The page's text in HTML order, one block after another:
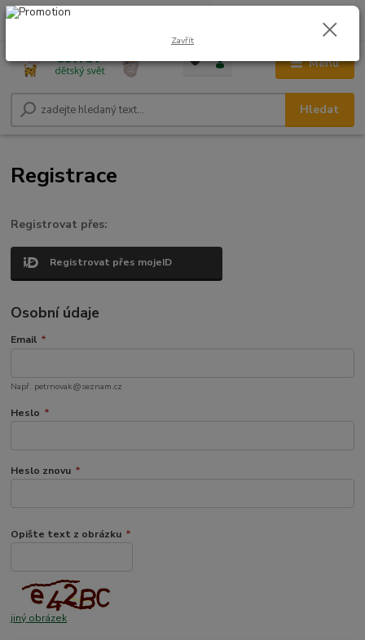
Menu
Hledat
+420 604 278 943 0,00 Kč
Registrace
Registrovat přes:
Registrovat přes mojeID
Osobní údaje
Email *
Např. petrnovak@seznam.cz
Heslo *
Heslo znovu *
Opište text z obrázku *
jiný obrázek
Zavřít